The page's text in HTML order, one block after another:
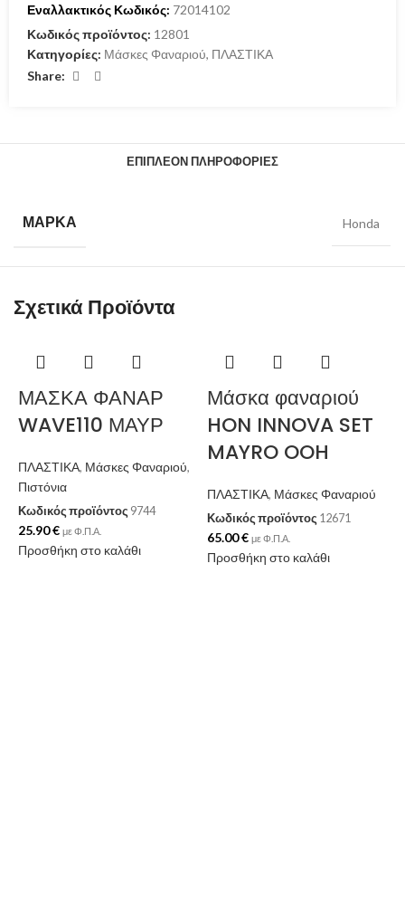
Εναλλακτικός Κωδικός: 72014102
Κωδικός προϊόντος: 12801
Κατηγορίες: Μάσκες Φαναριού, ΠΛΑΣΤΙΚΑ
Share:
ΕΠΙΠΛΈΟΝ ΠΛΗΡΟΦΟΡΊΕΣ
ΜΆΡΚΑ Honda
Σχετικά Προϊόντα
ΜΑΣΚΑ ΦΑΝΑΡ
WAVE110 ΜΑΥΡ
ΠΛΑΣΤΙΚΑ, Μάσκες Φαναριού,
Πιστόνια
Κωδικός προϊόντος 9744
25.90€ με Φ.Π.Α.
Προσθήκη στο καλάθι
Μάσκα φαναριού
HON INNOVA SET
MAYRO OOH
ΠΛΑΣΤΙΚΑ, Μάσκες Φαναριού
Κωδικός προϊόντος 12671
65.00€ με Φ.Π.Α.
Προσθήκη στο καλάθι